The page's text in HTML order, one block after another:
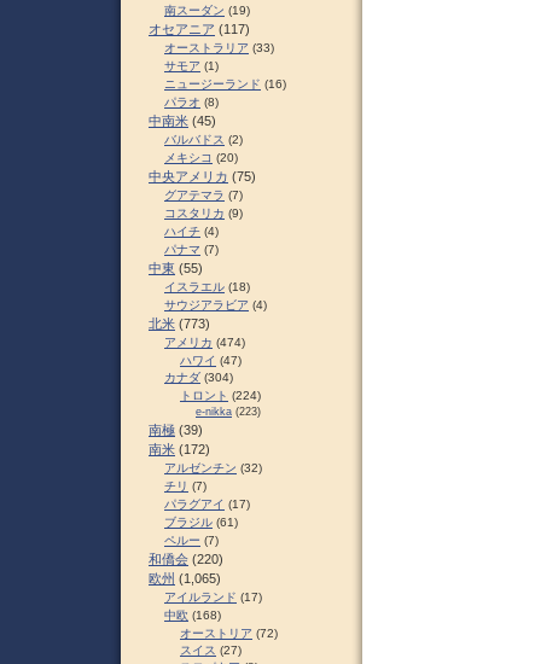
南スーダン (19)
オセアニア (117)
オーストラリア (33)
サモア (1)
ニュージーランド (16)
パラオ (8)
中南米 (45)
バルバドス (2)
メキシコ (20)
中央アメリカ (75)
グアテマラ (7)
コスタリカ (9)
ハイチ (4)
パナマ (7)
中東 (55)
イスラエル (18)
サウジアラビア (4)
北米 (773)
アメリカ (474)
ハワイ (47)
カナダ (304)
トロント (224)
e-nikka (223)
南極 (39)
南米 (172)
アルゼンチン (32)
チリ (7)
パラグアイ (17)
ブラジル (61)
ペルー (7)
和僑会 (220)
欧州 (1,065)
アイルランド (17)
中欧 (168)
オーストリア (72)
スイス (27)